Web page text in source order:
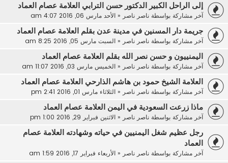
إلى الراحل الكبير الدكتور حسن الترابي العلامة عصام العماد
آخر مشاركة بواسطة ناصر ناصر« الأحد مارس 06, 2016 4:07 am
جريمة دار المسنين في مدينة عدن بقلم العلامة عصام العماد
آخر مشاركة بواسطة ناصر ناصر« السبت مارس 05, 2016 8:25 am
اليمنييون و حسن نصر الله بقلم العلامة عصام العماد
آخر مشاركة بواسطة ناصر ناصر« الخميس مارس 03, 2016 11:07 am
العلامة الشيخ حمود بن هاشم الذارحي العلامة عصام العماد
آخر مشاركة بواسطة ناصر ناصر« الثلاثاء مارس 01, 2016 2:41 pm
ماذا زرعت السعودية في اليمن العلامة عصام العماد
آخر مشاركة بواسطة ناصر ناصر« الاثنين فبراير 29, 2016 1:00 pm
رجل عظيم شغل اليمنيين في حياته وشهادته العلامة عصام
العماد
آخر مشاركة بواسطة ناصر ناصر« الأربعاء فبراير 17, 2016 1:59 am